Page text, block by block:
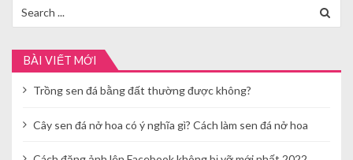
b
i
v
i
for:
BÀI VIẾT MỚI
Trồng sen đá bằng đất thường được không?
Cây sen đá nở hoa có ý nghĩa gì? Cách làm sen đá nở hoa